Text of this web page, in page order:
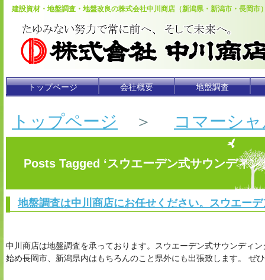
建設資材・地盤調査・地盤改良の株式会社中川商店（新潟県・新潟市・長岡市
トップページ 会社概要 地盤調査
トップページ ＞ コマーシ
Posts Tagged ‘スウエーデン式サウンディン
地盤調査は中川商店にお任せください。スウエー
中川商店は地盤調査を承っております。スウエーデン式サウンディ
始め長岡市、新潟県内はもちろんのこと県外にも出張致します。 ぜ